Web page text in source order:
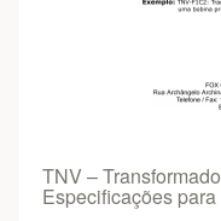
TNV –
Especificações para